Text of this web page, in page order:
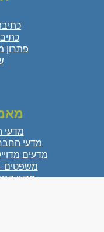
פתרון
מדעי
מדעי
מדעים
משפטים
מדעי